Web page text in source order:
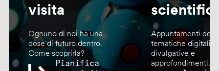
visita
Ognuno di noi ha una
dose di futuro dentro.
Come scoprirla?
Pianifica
Appuntamenti
tematiche digitali,
divulgative e
approfondimenti.